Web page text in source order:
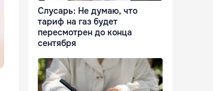
Слусарь: Не думаю, что
тариф на газ будет
пересмотрен до конца
сентября